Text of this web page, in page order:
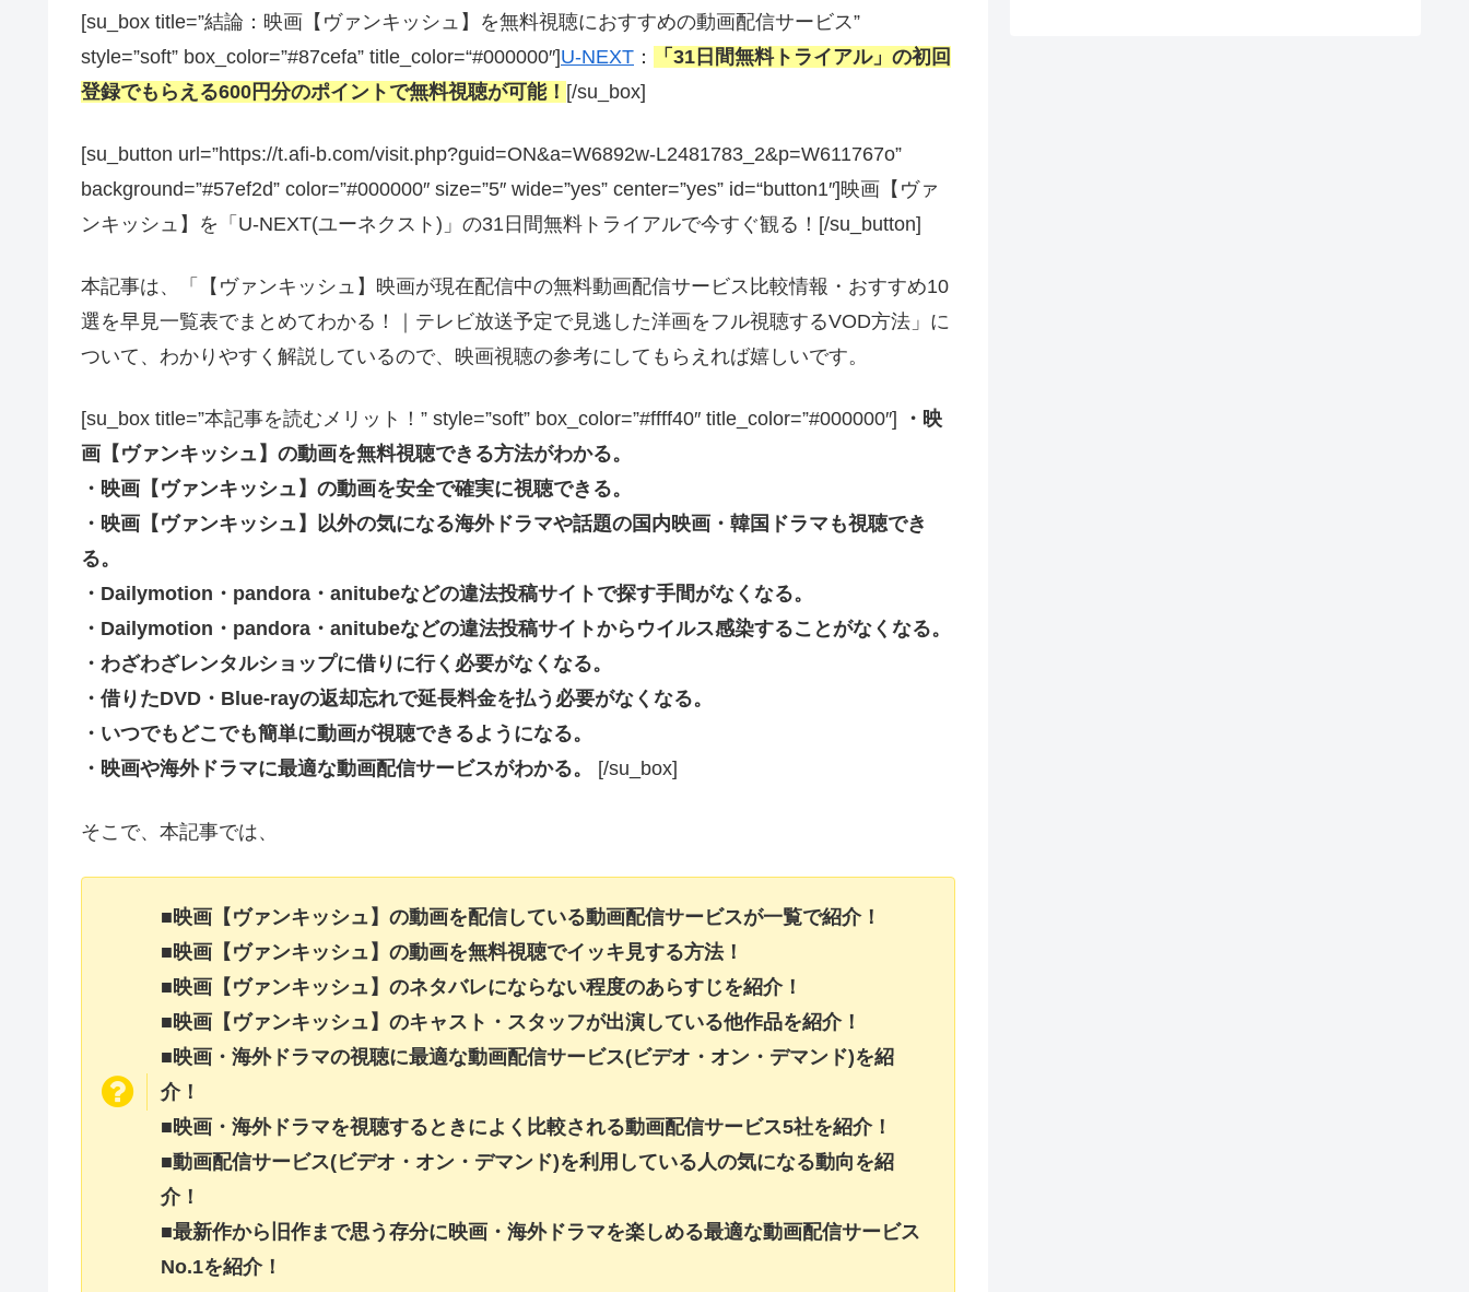
[su_box title=”結論：映画【ヴァンキッシュ】を無料視聴におすすめの動画配信サービス”
style=”soft” box_color=”#87cefa” title_color=“#000000″]U-NEXT ：
「31日間無料トライアル」の初回
登録でもらえる600円分のポイントで無料視聴が可能！ [/su_box]
[su_button url=”https://t.afi-b.com/visit.php?guid=ON&a=W6892w-L2481783_2&p=W611767o”
background=”#57ef2d” color=”#000000″ size=”5″ wide=”yes” center=”yes” id=“button1″]映画【ヴァ
ンキッシュ】を「U-NEXT(ユーネクスト)」の31日間無料トライアルで今すぐ観る！[/su_button]
本記事は、「【ヴァンキッシュ】映画が現在配信中の無料動画配信サービス比較情報・おすすめ10
選を早見一覧表でまとめてわかる！｜テレビ放送予定で見逃した洋画をフル視聴するVOD方法」に
ついて、わかりやすく解説しているので、映画視聴の参考にしてもらえれば嬉しいです。
[su_box title=”本記事を読むメリット！” style=”soft” box_color=”#ffff40″ title_color=”#000000″]
・映
画【ヴァンキッシュ】の動画を無料視聴できる方法がわかる。
・映画【ヴァンキッシュ】の動画を安全で確実に視聴できる。
・映画【ヴァンキッシュ】以外の気になる海外ドラマや話題の国内映画・韓国ドラマも視聴でき
る。
・Dailymotion・pandora・anitubeなどの違法投稿サイトで探す手間がなくなる。
・Dailymotion・pandora・anitubeなどの違法投稿サイトからウイルス感染することがなくなる。
・わざわざレンタルショップに借りに行く必要がなくなる。
・借りたDVD・Blue-rayの返却忘れで延長料金を払う必要がなくなる。
・いつでもどこでも簡単に動画が視聴できるようになる。
・映画や海外ドラマに最適な動画配信サービスがわかる。
[/su_box]
そこで、本記事では、
■映画【ヴァンキッシュ】の動画を配信している動画配信サービスが一覧で紹介！
■映画【ヴァンキッシュ】の動画を無料視聴でイッキ見する方法！
■映画【ヴァンキッシュ】のネタバレにならない程度のあらすじを紹介！
■映画【ヴァンキッシュ】のキャスト・スタッフが出演している他作品を紹介！
■映画・海外ドラマの視聴に最適な動画配信サービス(ビデオ・オン・デマンド)を紹
介！
■映画・海外ドラマを視聴するときによく比較される動画配信サービス5社を紹介！
■動画配信サービス(ビデオ・オン・デマンド)を利用している人の気になる動向を紹
介！
■最新作から旧作まで思う存分に映画・海外ドラマを楽しめる最適な動画配信サービス
No.1を紹介！